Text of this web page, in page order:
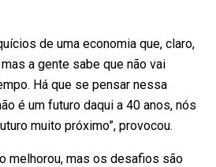
de uma economia que, claro,
a gente sabe que não vai
Há que se pensar nessa
é um futuro daqui a 40 anos, nós
muito próximo”, provocou.
melhorou, mas os desafios são